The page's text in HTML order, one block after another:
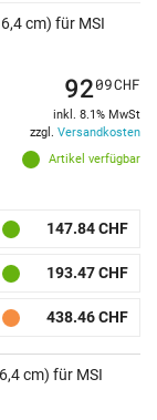
cm) für MSI
Artikel verfügbar
9209CHF
inkl. 8.1% MwSt
zzgl. Versandkosten
147.84 CHF
193.47 CHF
438.46 CHF
cm) für MSI